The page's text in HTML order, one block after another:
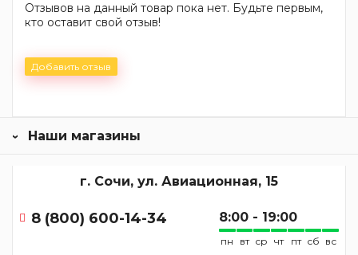
Отзывов на данный товар пока нет. Будьте первым,
кто оставит свой отзыв!
Добавить отзыв
Наши магазины
г. Сочи, ул. Авиационная, 15
8 (800) 600-14-34 8:00 - 19:00
пн вт ср чт пт сб вс